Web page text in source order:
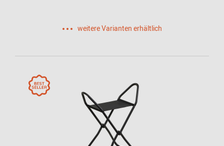
weitere Varianten erhältlich